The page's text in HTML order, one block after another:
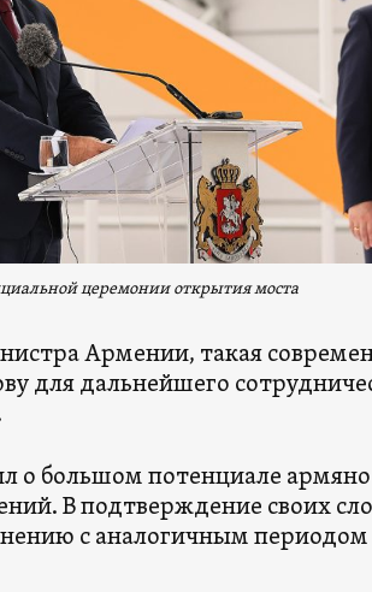
церемонии открытия моста
Армении, такая
для дальнейшего
о большом потенциале
В подтверждение своих
с аналогичным